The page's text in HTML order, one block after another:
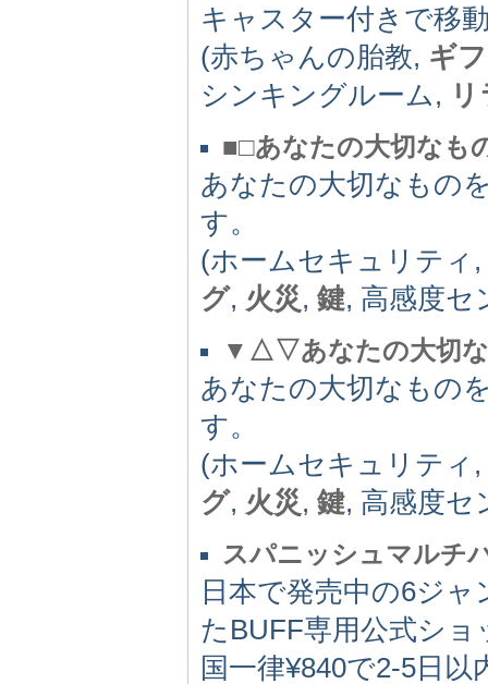
キャスター付きで移
(赤ちゃんの胎教, ギ
シンキングルーム,
■□あなたの大切なも
あなたの大切なもの
す。
(ホームセキュリティ,
グ, 火災, 鍵, 高感度セ
▼△▽あなたの大切
あなたの大切なもの
す。
(ホームセキュリティ,
グ, 火災, 鍵, 高感度セ
スパニッシュマルチ
日本で発売中の6ジ
たBUFF専用公式シ
国一律¥840で2-5日